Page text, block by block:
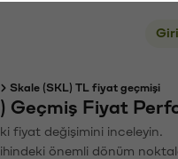
Skale (SKL) TL fiyat geçmişi
Geçmiş Fiyat
fiyat değişimini inceleyin.
önemli dönüm